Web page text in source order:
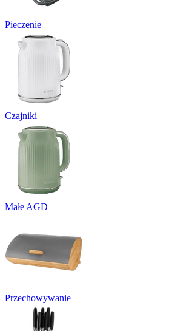
Pieczenie
Czajniki
Małe AGD
Przechowywanie